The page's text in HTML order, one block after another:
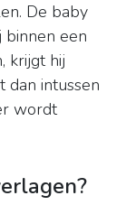
De baby
een
krijgt hij
dan intussen
wordt